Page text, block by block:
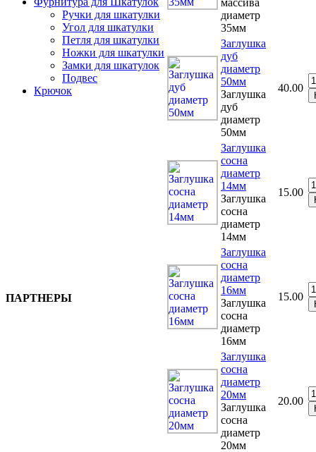
Ручки для шкатулки
Угол для шкатулки
Петля для шкатулки
Ножки для шкатулки
Замки для шкатулок
Подвес
Крючок
ПАРТНЕРЫ
массива
диаметр
35мм
Заглушка
дуб
диаметр
50мм
Заглушка
дуб
диаметр
50мм
40.00
Заглушка
сосна
диаметр
14мм
Заглушка
сосна
диаметр
14мм
15.00
Заглушка
сосна
диаметр
16мм
Заглушка
сосна
диаметр
16мм
15.00
Заглушка
сосна
диаметр
20мм
Заглушка
сосна
диаметр
20мм
20.00